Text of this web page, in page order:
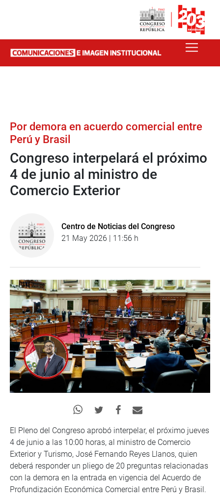
Por demora en acuerdo comercial entre
Perú y Brasil
Congreso interpelará el próximo
4 de junio al ministro de
Comercio Exterior
Centro de Noticias del Congreso
21 May 2026 | 11:56 h
El Pleno del Congreso aprobó interpelar, el próximo jueves
4 de junio a las 10:00 horas, al ministro de Comercio
Exterior y Turismo, José Fernando Reyes Llanos, quien
deberá responder un pliego de 20 preguntas relacionadas
con la demora en la entrada en vigencia del Acuerdo de
Profundización Económica Comercial entre Perú y Brasil.